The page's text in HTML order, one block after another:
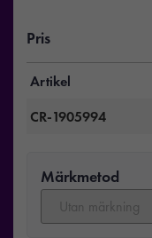
Pris
Artikel
CR-1905994
Märkmetod